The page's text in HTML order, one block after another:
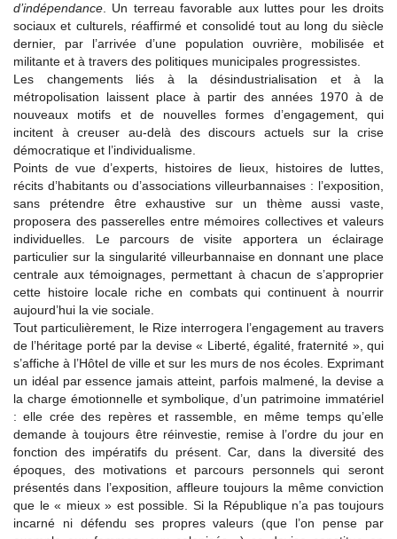
d’indépendance . Un terreau favorable aux luttes pour les droits
sociaux et culturels, réaffirmé et consolidé tout au long du siècle
dernier, par l’arrivée d’une population ouvrière, mobilisée et
militante et à travers des politiques municipales progressistes.
Les changements liés à la désindustrialisation et à la
métropolisation laissent place à partir des années 1970 à de
nouveaux motifs et de nouvelles formes d’engagement, qui
incitent à creuser au-delà des discours actuels sur la crise
démocratique et l’individualisme.
Points de vue d’experts, histoires de lieux, histoires de luttes,
récits d’habitants ou d’associations villeurbannaises : l’exposition,
sans prétendre être exhaustive sur un thème aussi vaste,
proposera des passerelles entre mémoires collectives et valeurs
individuelles. Le parcours de visite apportera un éclairage
particulier sur la singularité villeurbannaise en donnant une place
centrale aux témoignages, permettant à chacun de s’approprier
cette histoire locale riche en combats qui continuent à nourrir
aujourd’hui la vie sociale.
Tout particulièrement, le Rize interrogera l’engagement au travers
de l’héritage porté par la devise « Liberté, égalité, fraternité », qui
s’affiche à l’Hôtel de ville et sur les murs de nos écoles. Exprimant
un idéal par essence jamais atteint, parfois malmené, la devise a
la charge émotionnelle et symbolique, d’un patrimoine immatériel
: elle crée des repères et rassemble, en même temps qu’elle
demande à toujours être réinvestie, remise à l’ordre du jour en
fonction des impératifs du présent. Car, dans la diversité des
époques, des motivations et parcours personnels qui seront
présentés dans l’exposition, affleure toujours la même conviction
que le « mieux » est possible. Si la République n’a pas toujours
incarné ni défendu ses propres valeurs (que l’on pense par